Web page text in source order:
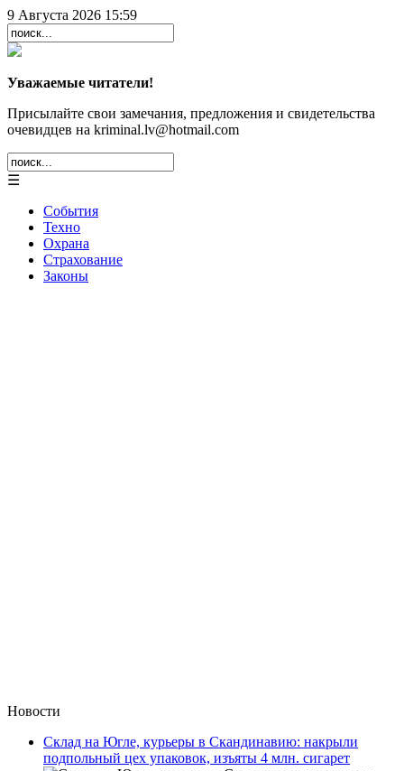
9 Августа 2026 15:59
Уважаемые читатели!
Присылайте свои замечания, предложения и свидетельства
очевидцев на kriminal.lv@hotmail.com
☰
События
Техно
Охрана
Страхование
Законы
Новости
Склад на Югле, курьеры в Скандинавию: накрыли
подпольный цех упаковок, изъяты 4 млн. сигарет